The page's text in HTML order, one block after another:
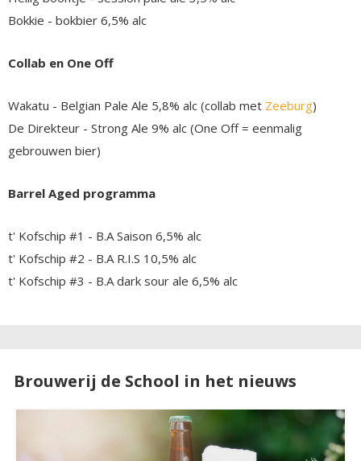
Bokkie - bokbier 6,5% alc
Collab en One Off
Wakatu - Belgian Pale Ale 5,8% alc (collab met Zeeburg)
De Direkteur - Strong Ale 9% alc (One Off = eenmalig
gebrouwen bier)
Barrel Aged programma
t' Kofschip #1 - B.A Saison 6,5% alc
t' Kofschip #2 - B.A R.I.S 10,5% alc
t' Kofschip #3 - B.A dark sour ale 6,5% alc
Brouwerij de School in het nieuws